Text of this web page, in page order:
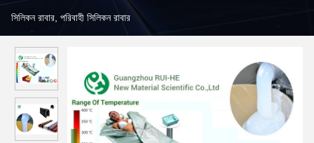
সিলিকন রাবার, পরিবাহী সিলিকন রাবার